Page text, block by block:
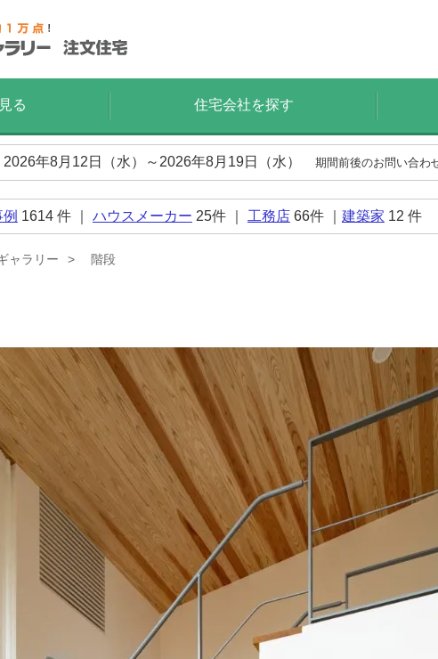
る 住宅会社を探す
年8月12日（水）～2026年8月19日（水） 期間前後のお問い合わ
1614 件 ｜ ハウスメーカー 25件 ｜ 工務店 66件 ｜ 建築家 12 件
ャラリー 階段